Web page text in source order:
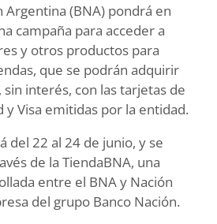
Argentina (BNA) pondrá en
campaña para acceder a
y otros productos para
que se podrán adquirir
sin interés, con las tarjetas de
Visa emitidas por la entidad.
del 22 al 24 de junio, y se
de la TiendaBNA, una
entre el BNA y Nación
del grupo Banco Nación.